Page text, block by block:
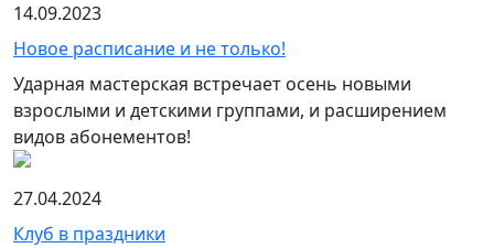
14.09.2023
Новое расписание и не только!
Ударная мастерская встречает осень новыми
взрослыми и детскими группами, и расширением
видов абонементов!
27.04.2024
Клуб в праздники